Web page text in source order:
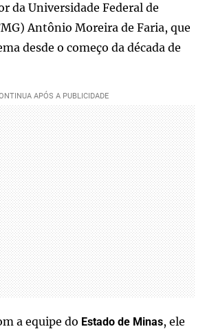
da Universidade Federal de
Antônio Moreira de Faria, que
desde o começo da década de
a equipe do Estado de Minas, ele